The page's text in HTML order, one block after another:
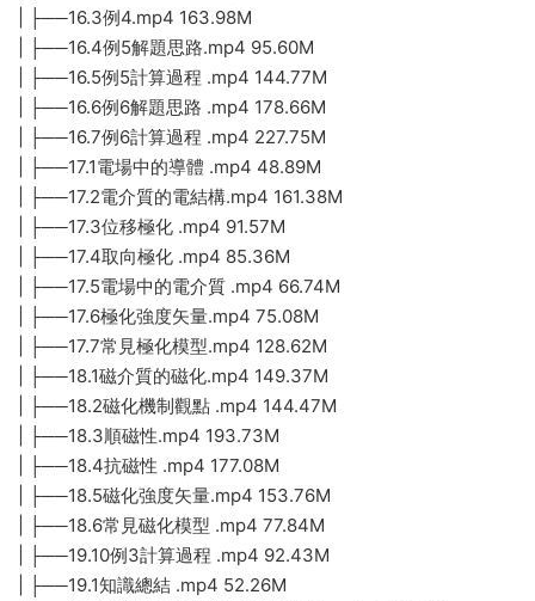
| ├──16.3例4.mp4 163.98M
| ├──16.4例5解題思路.mp4 95.60M
| ├──16.5例5計算過程 .mp4 144.77M
| ├──16.6例6解題思路 .mp4 178.66M
| ├──16.7例6計算過程 .mp4 227.75M
| ├──17.1電場中的導體 .mp4 48.89M
| ├──17.2電介質的電結構.mp4 161.38M
| ├──17.3位移極化 .mp4 91.57M
| ├──17.4取向極化 .mp4 85.36M
| ├──17.5電場中的電介質 .mp4 66.74M
| ├──17.6極化強度矢量.mp4 75.08M
| ├──17.7常見極化模型.mp4 128.62M
| ├──18.1磁介質的磁化.mp4 149.37M
| ├──18.2磁化機制觀點 .mp4 144.47M
| ├──18.3順磁性.mp4 193.73M
| ├──18.4抗磁性 .mp4 177.08M
| ├──18.5磁化強度矢量.mp4 153.76M
| ├──18.6常見磁化模型 .mp4 77.84M
| ├──19.10例3計算過程 .mp4 92.43M
| ├──19.1知識總結 .mp4 52.26M